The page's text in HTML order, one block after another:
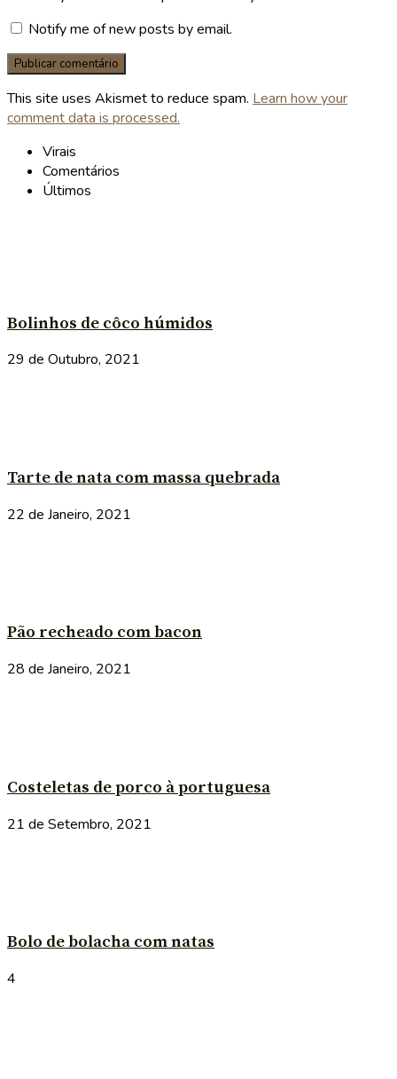
Notify me of new posts by email.
This site uses Akismet to reduce spam. Learn how your
comment data is processed.
Virais
Comentários
Últimos
Bolinhos de côco húmidos
29 de Outubro, 2021
Tarte de nata com massa quebrada
22 de Janeiro, 2021
Pão recheado com bacon
28 de Janeiro, 2021
Costeletas de porco à portuguesa
21 de Setembro, 2021
Bolo de bolacha com natas
4